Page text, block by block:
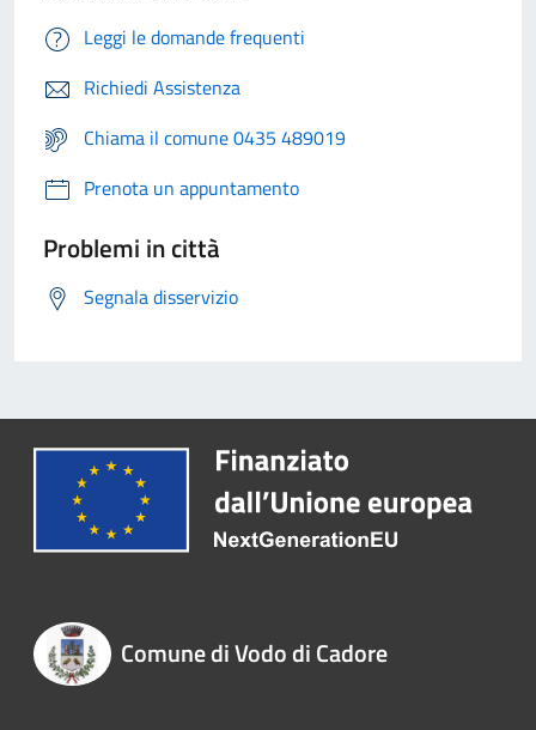
Leggi le domande frequenti
Richiedi Assistenza
Chiama il comune 0435 489019
Prenota un appuntamento
Problemi in città
Segnala disservizio
Comune di Vodo di Cadore